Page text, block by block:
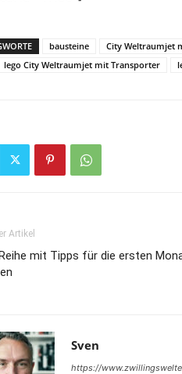
bausteine City Weltraumjet
lego City Weltraumjet mit Transporter
Artikel
mit Tipps für die ersten
Sven
https://